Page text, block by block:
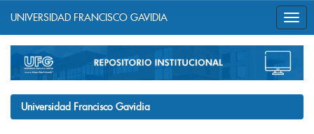
navigation
UNIVERSIDAD FRANCISCO GAVIDIA
Universidad Francisco Gavidia